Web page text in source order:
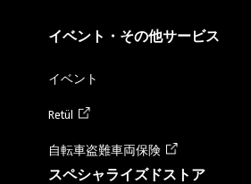
イベント・その他サービス
イベント
Retül
自転車盗難車両保険
スペシャライズドストア